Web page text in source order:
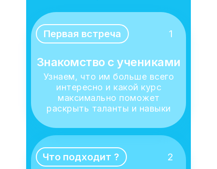
Что подходит ?
Узнаем, что им больше всего
интересно и какой курс
максимально поможет
раскрыть таланты и навыки
Первая встреча
Знакомство с учениками
1
2